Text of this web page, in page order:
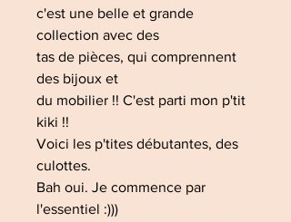
c'est une belle et grande
collection avec des
tas de pièces, qui comprennent
des bijoux et
du mobilier !! C'est parti mon p'tit
kiki !!
Voici les p'tites débutantes, des
culottes.
Bah oui. Je commence par
l'essentiel :)))